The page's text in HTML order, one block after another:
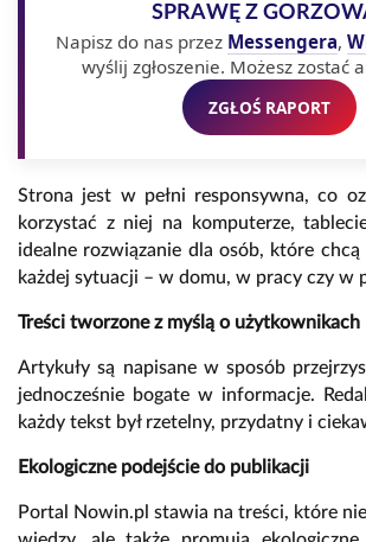
SPRAWĘ Z
Napisz do nas przez Messengera,
wyślij zgłoszenie. Możesz zostać
ZGŁOŚ RAPORT
Strona jest w pełni responsywna, co
korzystać z niej na komputerze,
idealne rozwiązanie dla osób, które
każdej sytuacji – w domu, w pracy czy w
Treści tworzone z myślą o użytkownikach
Artykuły są napisane w sposób
jednocześnie bogate w informacje.
każdy tekst był rzetelny, przydatny i
Ekologiczne podejście do publikacji
Portal Nowin.pl stawia na treści, które